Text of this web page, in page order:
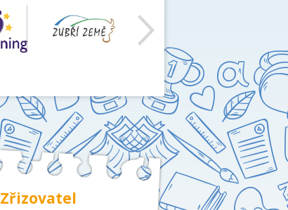
Zřizovatel